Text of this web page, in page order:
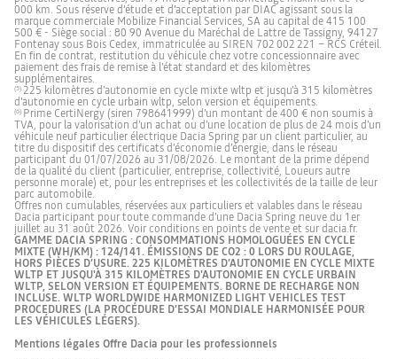
000 km. Sous réserve d'étude et d’acceptation par DIAC agissant sous la
marque commerciale Mobilize Financial Services, SA au capital de 415 100
500 € - Siège social : 80 90 Avenue du Maréchal de Lattre de Tassigny, 94127
Fontenay sous Bois Cedex, immatriculée au SIREN 702 002 221 – RCS Créteil.
En fin de contrat, restitution du véhicule chez votre concessionnaire avec
paiement des frais de remise à l’état standard et des kilomètres
supplémentaires.
(5) 225 kilomètres d’autonomie en cycle mixte wltp et jusqu'à 315 kilomètres
d'autonomie en cycle urbain wltp, selon version et équipements.
(6) Prime CertiNergy (siren 798641999) d’un montant de 400 € non soumis à
TVA, pour la valorisation d’un achat ou d'une location de plus de 24 mois d’un
véhicule neuf particulier électrique Dacia Spring par un client particulier, au
titre du dispositif des certificats d’économie d’énergie, dans le réseau
participant du 01/07/2026 au 31/08/2026. Le montant de la prime dépend
de la qualité du client (particulier, entreprise, collectivité, Loueurs autre
personne morale) et, pour les entreprises et les collectivités de la taille de leur
parc automobile.
Offres non cumulables, réservées aux particuliers et valables dans le réseau
Dacia participant pour toute commande d’une Dacia Spring neuve du 1er
juillet au 31 août 2026. Voir conditions en points de vente et sur dacia.fr.
GAMME DACIA SPRING : CONSOMMATIONS HOMOLOGUÉES EN CYCLE
MIXTE (WH/KM) : 124/141. ÉMISSIONS DE CO2 : 0 LORS DU ROULAGE,
HORS PIÈCES D’USURE. 225 KILOMÈTRES D’AUTONOMIE EN CYCLE MIXTE
WLTP ET JUSQU'À 315 KILOMÈTRES D'AUTONOMIE EN CYCLE URBAIN
WLTP, SELON VERSION ET ÉQUIPEMENTS. BORNE DE RECHARGE NON
INCLUSE. WLTP WORLDWIDE HARMONIZED LIGHT VEHICLES TEST
PROCEDURES (LA PROCÉDURE D'ESSAI MONDIALE HARMONISÉE POUR
LES VÉHICULES LÉGERS).
Mentions légales Offre Dacia pour les professionnels